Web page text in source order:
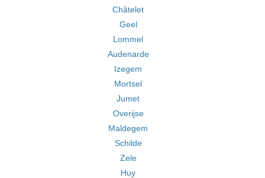
Châtelet
Geel
Lommel
Audenarde
Izegem
Mortsel
Jumet
Overijse
Maldegem
Schilde
Zele
Huy